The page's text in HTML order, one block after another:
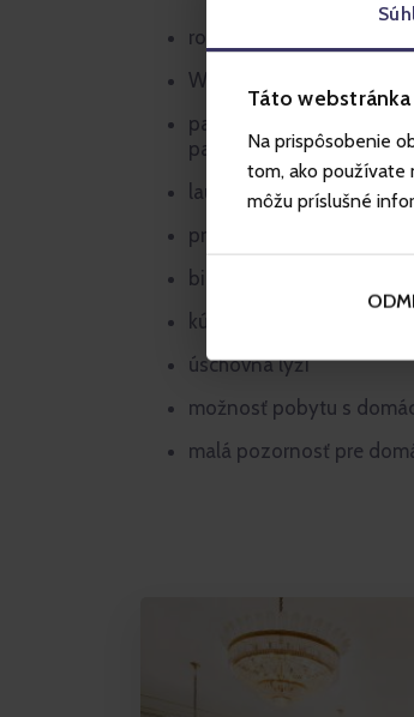
Táto
Na prispôsobenie
tom, ako používate
môžu príslušné
room service 7:00 – 21:30
Wi-Fi pripojenie na
parkovisko podľa
parkovacích miest pre
laundry service – pranie
predaj šperkov na recepcii
biliard
kútik pre deti
úschovňa lyží
možnosť pobytu s
malá pozornosť pre